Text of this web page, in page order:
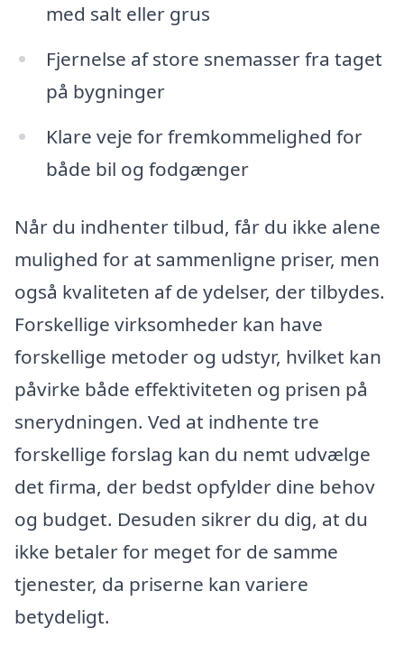
med salt eller grus
Fjernelse af store snemasser fra taget
på bygninger
Klare veje for fremkommelighed for
både bil og fodgænger
Når du indhenter tilbud, får du ikke alene
mulighed for at sammenligne priser, men
også kvaliteten af de ydelser, der tilbydes.
Forskellige virksomheder kan have
forskellige metoder og udstyr, hvilket kan
påvirke både effektiviteten og prisen på
snerydningen. Ved at indhente tre
forskellige forslag kan du nemt udvælge
det firma, der bedst opfylder dine behov
og budget. Desuden sikrer du dig, at du
ikke betaler for meget for de samme
tjenester, da priserne kan variere
betydeligt.